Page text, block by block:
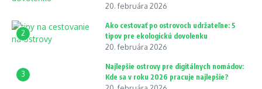
20. februára 2026
2
Ako cestovať po ostrovoch udržateľne: 5
tipov pre ekologickú dovolenku
20. februára 2026
3
Najlepšie ostrovy pre digitálnych nomádov:
Kde sa v roku 2026 pracuje najlepšie?